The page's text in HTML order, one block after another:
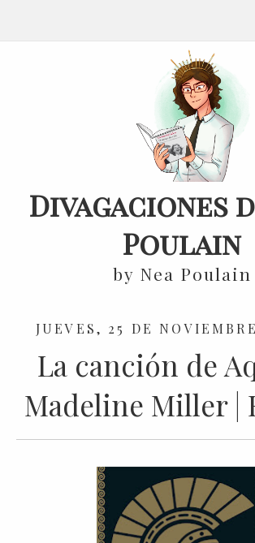
Divagaciones
Poulain
by Nea Poulain
JUEVES, 25 DE
La canción de
Madeline Miller |